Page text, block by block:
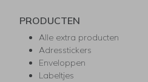
PRODUCTEN
Alle extra producten
Adresstickers
Enveloppen
Labeltjes